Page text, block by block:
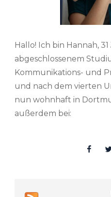
Hallo! Ich bin Hannah,
abgeschlossenem
Kommunikations- und
und nach dem vierten
nun wohnhaft in
außerdem bei: